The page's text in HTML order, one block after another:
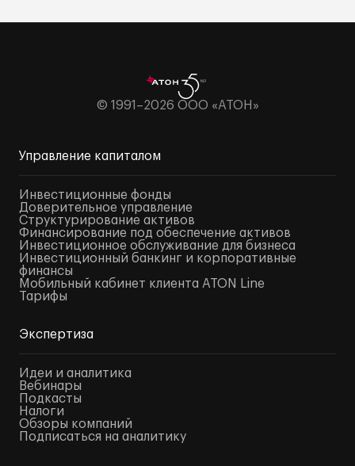
© 1991–2026 ООО «АТОН»
Управление капиталом
Инвестиционные фонды
Доверительное управление
Структурирование активов
Финансирование под обеспечение активов
Инвестиционное обслуживание для бизнеса
Инвестиционный банкинг и корпоративные
финансы
Мобильный кабинет клиента ATON Line
Тарифы
Экспертиза
Идеи и аналитика
Вебинары
Подкасты
Налоги
Обзоры компаний
Подписаться на аналитику